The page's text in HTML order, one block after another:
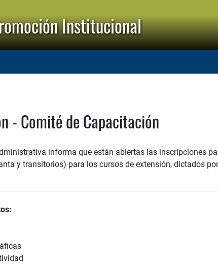
Institucional
- Comité de Capacitación
informa que están abiertas las inscripciones
y transitorios) para los cursos de extensión, dictados